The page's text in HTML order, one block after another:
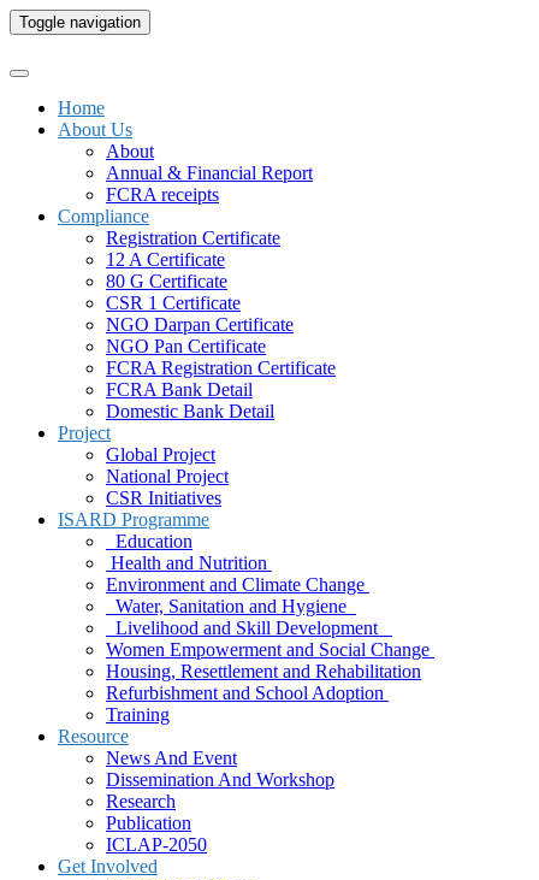
Toggle navigation
Home
About Us
About
Annual & Financial Report
FCRA receipts
Compliance
Registration Certificate
12 A Certificate
80 G Certificate
CSR 1 Certificate
NGO Darpan Certificate
NGO Pan Certificate
FCRA Registration Certificate
FCRA Bank Detail
Domestic Bank Detail
Project
Global Project
National Project
CSR Initiatives
ISARD Programme
Education
Health and Nutrition
Environment and Climate Change
Water, Sanitation and Hygiene
Livelihood and Skill Development
Women Empowerment and Social Change
Housing, Resettlement and Rehabilitation
Refurbishment and School Adoption
Training
Resource
News And Event
Dissemination And Workshop
Research
Publication
ICLAP-2050
Get Involved